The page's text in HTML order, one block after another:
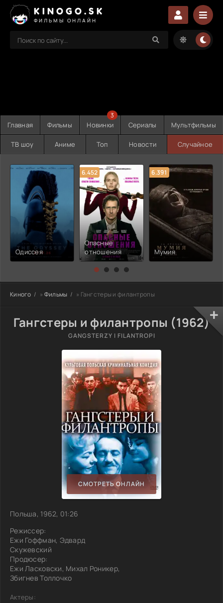
KINOGO.SK
ФИЛЬМЫ ОНЛАЙН
Главная Фильмы Новинки
3
Сериалы Мультфильмы
ТВ шоу Аниме Топ Новости Случайное
Одиссея
6.452
Опасные
отношения
6.391
Мумия
Киного » Фильмы » Гангстеры и филантропы
Гангстеры и филантропы (1962)
GANGSTERZY I FILANTROPI
СМОТРЕТЬ ОНЛАЙН
Польша, 1962, 01:26
Режиссер:
Ежи Гоффман, Эдвард
Скужевский
Продюсер:
Ежи Ласковски, Михал Роникер,
Збигнев Толлочко
Актеры: